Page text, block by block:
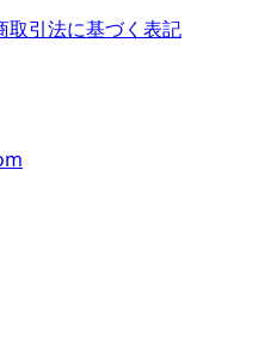
取引法に基づく表記